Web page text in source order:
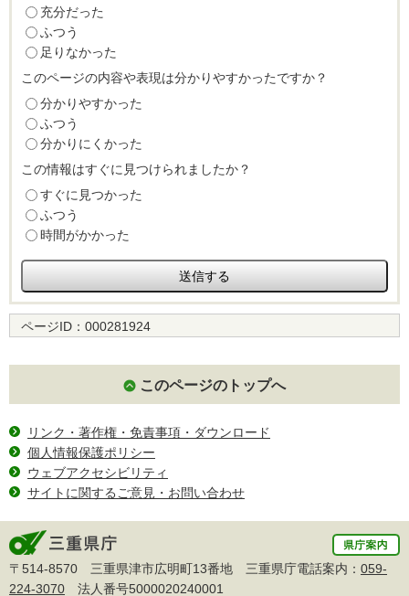
充分だった
ふつう
足りなかった
このページの内容や表現は分かりやすかったですか？
分かりやすかった
ふつう
分かりにくかった
この情報はすぐに見つけられましたか？
すぐに見つかった
ふつう
時間がかかった
ページID： 000281924
このページのトップへ
リンク・著作権・免責事項・ダウンロード
個人情報保護ポリシー
ウェブアクセシビリティ
サイトに関するご意見・お問い合わせ
〒514-8570 三重県津市広明町13番地 三重県庁電話案内： 059-
224-3070 法人番号5000020240001